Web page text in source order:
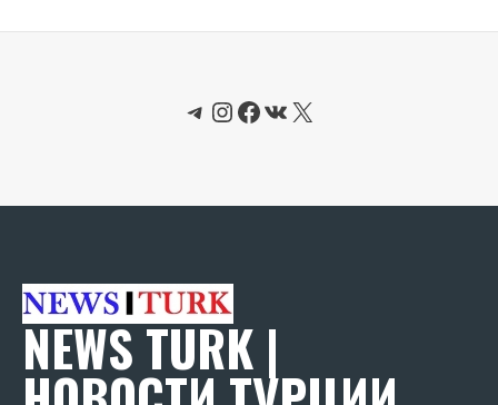
Telegram
Instagram
Facebook
ВКонтакте
X
NEWS TURK |